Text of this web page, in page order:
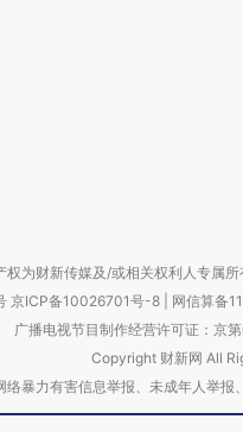
为财新传媒及/或相关权利人专属
京ICP备10026701号-8 网信算备
广播电视节目制作经营许可证：京
Copyright 财新网 All
络暴力有害信息举报、未成年人